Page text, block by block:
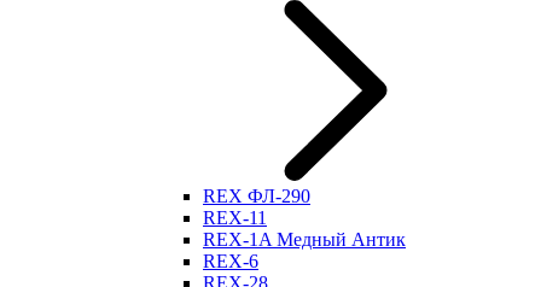
REX ФЛ-290
REX-11
REX-1A Медный Антик
REX-6
REX-28